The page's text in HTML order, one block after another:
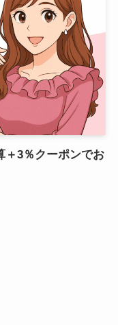
＋3％クーポンでお